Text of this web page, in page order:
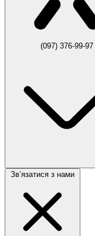
(097) 376-99-97
Звʼязатися з нами